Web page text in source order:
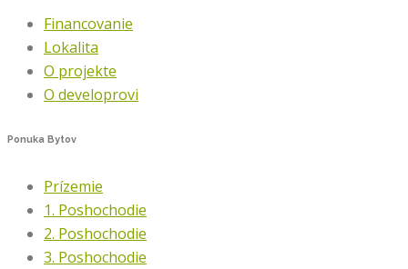
Financovanie
Lokalita
O projekte
O developrovi
Ponuka Bytov
Prízemie
1. Poshochodie
2. Poshochodie
3. Poshochodie